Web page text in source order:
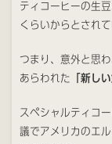
ティコーヒーの生
くらいからとされて
つまり、意外と思
あらわれた 「新し
スペシャルティコ
議でアメリカのエ